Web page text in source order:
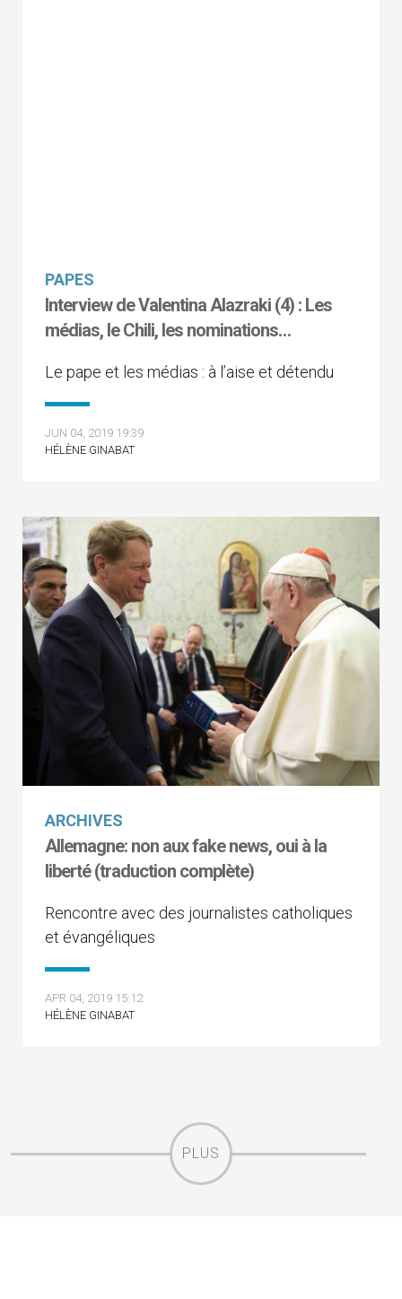
PAPES
Interview de Valentina Alazraki (4) : Les
médias, le Chili, les nominations…
Le pape et les médias : à l’aise et détendu
JUN 04, 2019 19:39
HÉLÈNE GINABAT
ARCHIVES
Allemagne: non aux fake news, oui à la
liberté (traduction complète)
Rencontre avec des journalistes catholiques
et évangéliques
APR 04, 2019 15:12
HÉLÈNE GINABAT
PLUS